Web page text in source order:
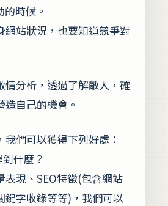
時候。
網站狀況，也要知道競爭對
情分析，透過了解敵人，確
自己的機會。
們可以獲得下列好處：
什麼？
表現、SEO特徵(包含網站
鍵字收錄等等)，我們可以